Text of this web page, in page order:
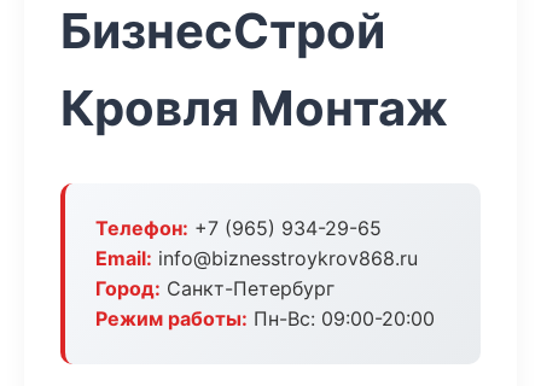
БизнесСтрой
Кровля Монтаж
Телефон: +7 (965) 934-29-65
Email: info@biznesstroykrov868.ru
Город: Санкт-Петербург
Режим работы: Пн-Вс: 09:00-20:00